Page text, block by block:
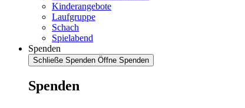
Kinderangebote
Laufgruppe
Schach
Spielabend
Spenden
Schließe Spenden Öffne Spenden
Spenden